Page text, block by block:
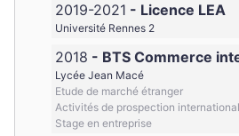
2019-2021 Licence LEA
Université Rennes 2
2018 BTS Commerce
Lycée Jean Macé
Etude de marché étranger
Activités de prospection
Stage en entreprise